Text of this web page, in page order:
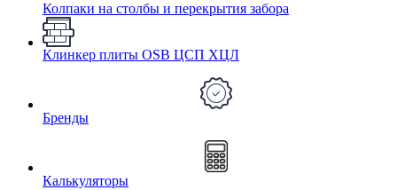
Колпаки на столбы и перекрытия забора
Клинкер плиты OSB ЦСП ХЦЛ
Бренды
Калькуляторы